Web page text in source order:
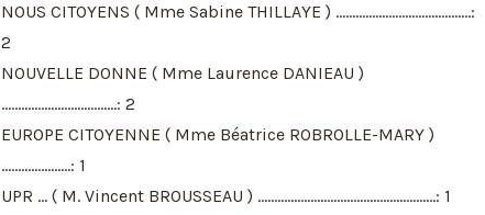
NOUS CITOYENS ( Mme Sabine THILLAYE ) .........................................:
2
NOUVELLE DONNE ( Mme Laurence DANIEAU )
...................................: 2
EUROPE CITOYENNE ( Mme Béatrice ROBROLLE-MARY )
.....................: 1
UPR ... ( M. Vincent BROUSSEAU ) ......................................................: 1